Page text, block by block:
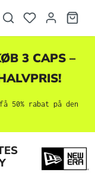
3 CAPS –
50% rabat på den